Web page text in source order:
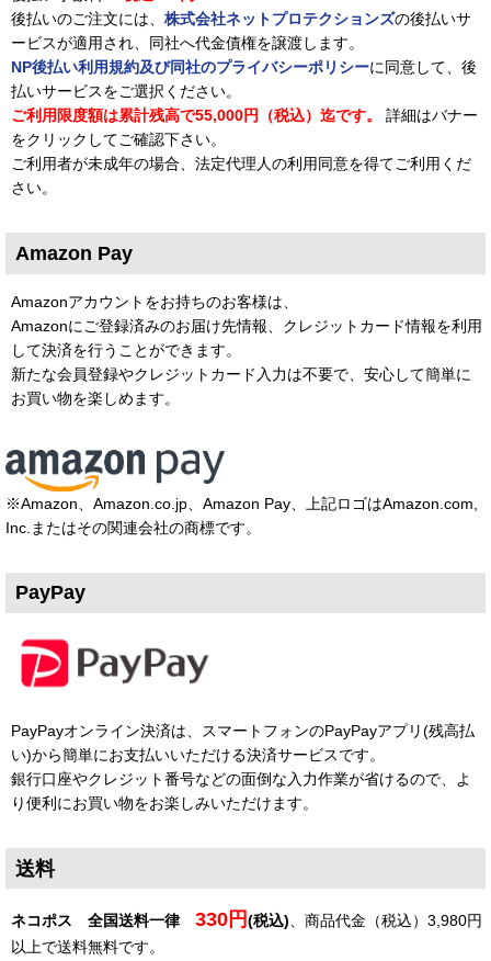
後払いのご注文には、 株式会社ネットプロテクションズの後払いサ
ービスが適用され、同社へ代金債権を譲渡します。
NP後払い利用規約及び同社のプライバシーポリシーに同意して、後
払いサービスをご選択ください。
ご利用限度額は累計残高で55,000円（税込）迄です。
詳細はバナー
をクリックしてご確認下さい。
ご利用者が未成年の場合、法定代理人の利用同意を得てご利用くだ
さい。
Amazon Pay
Amazonアカウントをお持ちのお客様は、
Amazonにご登録済みのお届け先情報、クレジットカード情報を利用
して決済を行うことができます。
新たな会員登録やクレジットカード入力は不要で、安心して簡単に
お買い物を楽しめます。
※Amazon、Amazon.co.jp、Amazon Pay、上記ロゴはAmazon.com,
Inc.またはその関連会社の商標です。
PayPay
PayPayオンライン決済は、スマートフォンのPayPayアプリ(残高払
い)から簡単にお支払いいただける決済サービスです。
銀行口座やクレジット番号などの面倒な入力作業が省けるので、よ
り便利にお買い物をお楽しみいただけます。
送料
ネコポス 全国送料一律 330円(税込)、商品代金（税込）3,980円
以上で送料無料です。